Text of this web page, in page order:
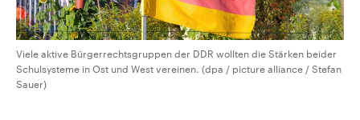
Viele aktive Bürgerrechtsgruppen der DDR wollten die Stärken beider
Schulsysteme in Ost und West vereinen. (dpa / picture alliance / Stefan
Sauer)